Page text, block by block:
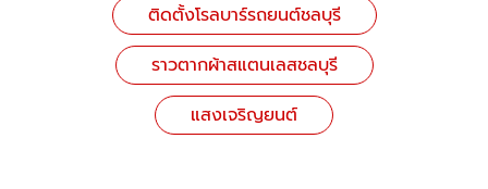
ติดตั้งโรลบาร์รถยนต์ชลบุรี
ราวตากผ้าสแตนเลสชลบุรี
แสงเจริญยนต์